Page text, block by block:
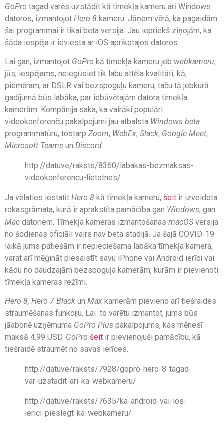
GoPro tagad varēs uzstādīt kā tīmekļa kameru arī Windows
datoros, izmantojot Hero 8 kameru. Jāņem vērā, ka pagaidām
šai programmai ir tikai beta versija. Jau iepriekš ziņojām, ka
šāda iespēja ir ieviesta ar iOS aprīkotajos datoros.
Lai gan, izmantojot GoPro kā tīmekļa kameru jeb webkameru,
jūs, iespējams, neiegūsiet tik labu attēla kvalitāti, kā,
piemēram, ar DSLR vai bezspoguļu kameru, taču tā jebkurā
gadījumā būs labāka, par iebūvētajām datora tīmekļa
kamerām. Kompānija saka, ka vairāki populāri
videokonferenču pakalpojumi jau atbalsta Windows beta
programmatūru, tostarp Zoom, WebEx, Slack, Google Meet,
Microsoft Teams un Discord.
http://datuve/raksts/8360/labakas-bezmaksas-
videokonferencu-lietotnes/
Ja vēlaties iestatīt Hero 8 kā tīmekļa kameru, šeit ir izveidota
rokasgrāmata, kurā ir aprakstīta pamācība gan Windows, gan
Mac datoriem. Tīmekļa kameras izmantošanas macOS versija
no šodienas oficiāli vairs nav beta stadijā. Ja šajā COVID-19
laikā jums patiešām ir nepieciešama labāka tīmekļa kamera,
varat arī mēģināt piesaistīt savu iPhone vai Android ierīci vai
kādu no daudzajām bezspoguļa kamerām, kurām ir pievienoti
tīmekļa kameras režīmi.
Hero 8, Hero 7 Black un Max kamerām pievieno arī tiešraides
straumēšanas funkciju. Lai to varētu izmantot, jums būs
jāabonē uzņēmuma GoPro Plus pakalpojums, kas mēnesī
maksā 4,99 USD. GoPro šeit ir pievienojuši pamācību, kā
tiešraidē straumēt no savas ierīces.
http://datuve/raksts/7928/gopro-hero-8-tagad-
var-uzstadit-ari-ka-webkameru/
http://datuve/raksts/7635/ka-android-vai-ios-
ierici-pieslegt-ka-webkameru/